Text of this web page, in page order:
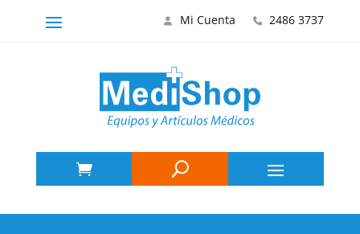
Mi Cuenta 2486 3737